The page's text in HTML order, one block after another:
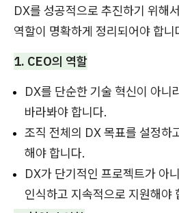
DX를 성공적으로 추진하기 위해
역할이 명확하게 정리되어야 합니
1. CEO의 역할
DX를 단순한 기술 혁신이 아니
바라봐야 합니다.
조직 전체의 DX 목표를 설정하
해야 합니다.
DX가 단기적인 프로젝트가 아
인식하고 지속적으로 지원해야